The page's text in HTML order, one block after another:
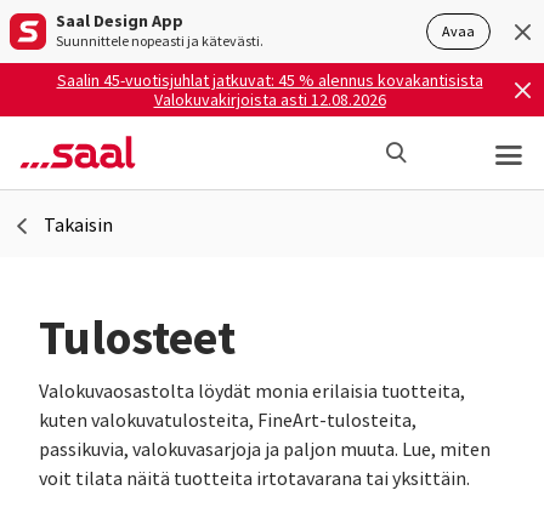
Saal Design App
Suunnittele nopeasti ja kätevästi. Avaa
Saalin 45-vuotisjuhlat jatkuvat: 45 % alennus kovakantisista
Valokuvakirjoista asti 12.08.2026
Takaisin
Tulosteet
Valokuvaosastolta löydät monia erilaisia tuotteita,
kuten valokuvatulosteita, FineArt-tulosteita,
passikuvia, valokuvasarjoja ja paljon muuta. Lue, miten
voit tilata näitä tuotteita irtotavarana tai yksittäin.